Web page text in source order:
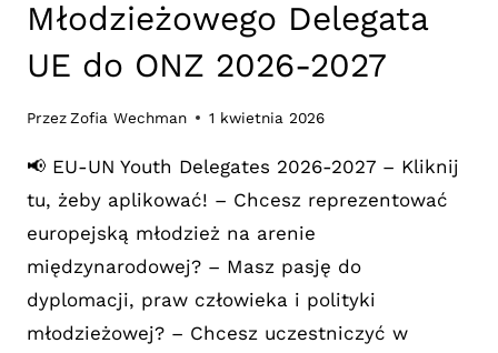
Młodzieżowego Delegata
UE do ONZ 2026-2027
PrzezZofia Wechman 1 kwietnia 2026
📢 EU-UN Youth Delegates 2026-2027 – Kliknij
tu, żeby aplikować! – Chcesz reprezentować
europejską młodzież na arenie
międzynarodowej? – Masz pasję do
dyplomacji, praw człowieka i polityki
młodzieżowej? – Chcesz uczestniczyć w